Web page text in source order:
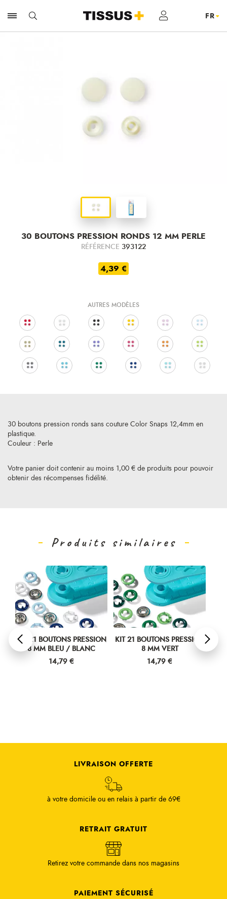
30 BOUTONS PRESSION RONDS 12 MM PERLE
RÉFÉRENCE 393122
4,39 €
AUTRES MODÈLES
Votre panier doit contenir au moins 1,00 € de produits pour pouvoir
obtenir des récompenses fidélité.
30 boutons pression ronds sans couture Color Snaps 12,4mm en
plastique.
Couleur : Perle
Produits similaires
KIT 21 BOUTONS PRESSION
8 MM BLEU / BLANC
Prix
14,79 €
KIT 21 BOUTONS PRESSION
8 MM VERT
Prix
14,79 €
LIVRAISON OFFERTE
à votre domicile ou en relais à partir de 69€
RETRAIT GRATUIT
Retirez votre commande dans nos magasins
PAIEMENT SÉCURISÉ